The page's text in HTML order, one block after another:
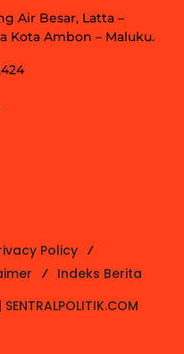
Air Besar, Latta –
Kota Ambon – Maluku.
Policy
Indeks Berita
SENTRALPOLITIK.COM